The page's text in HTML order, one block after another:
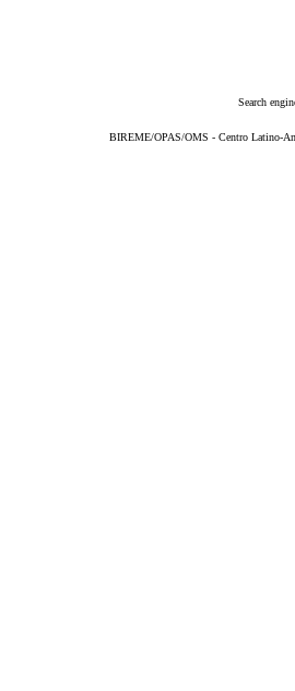
Search
BIREME/OPAS/OMS - Centro Latino-